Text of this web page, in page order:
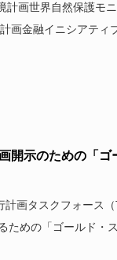
計画世界自然保護モ
画金融イニシアティ
開示のための「ゴ
計画タスクフォース
ための「ゴールド・